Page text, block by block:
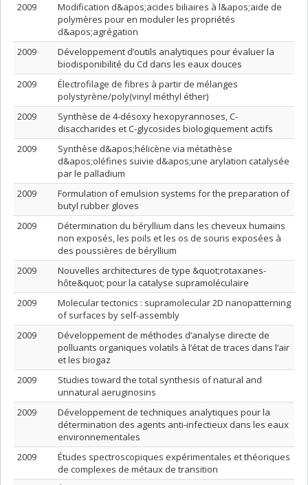
2009
Modification d&apos;acides biliaires à l&apos;aide de
polymères pour en moduler les propriétés
d&apos;agrégation
2009
Développement d’outils analytiques pour évaluer la
biodisponibilité du Cd dans les eaux douces
2009
Électrofilage de fibres à partir de mélanges
polystyrène/poly(vinyl méthyl éther)
2009
Synthèse de 4-désoxy hexopyrannoses, C-
disaccharides et C-glycosides biologiquement actifs
2009
Synthèse d&apos;hélicène via métathèse
d&apos;oléfines suivie d&apos;une arylation catalysée
par le palladium
2009
Formulation of emulsion systems for the preparation of
butyl rubber gloves
2009
Détermination du béryllium dans les cheveux humains
non exposés, les poils et les os de souris exposées à
des poussières de béryllium
2009
Nouvelles architectures de type &quot;rotaxanes-
hôte&quot; pour la catalyse supramoléculaire
2009
Molecular tectonics : supramolecular 2D nanopatterning
of surfaces by self-assembly
2009
Développement de méthodes d’analyse directe de
polluants organiques volatils à l’état de traces dans l’air
et les biogaz
2009
Studies toward the total synthesis of natural and
unnatural aeruginosins
2009
Développement de techniques analytiques pour la
détermination des agents anti-infectieux dans les eaux
environnementales
2009
Études spectroscopiques expérimentales et théoriques
de complexes de métaux de transition